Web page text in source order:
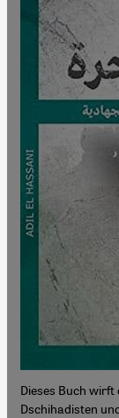
Dieses Buch
Dschihadisten